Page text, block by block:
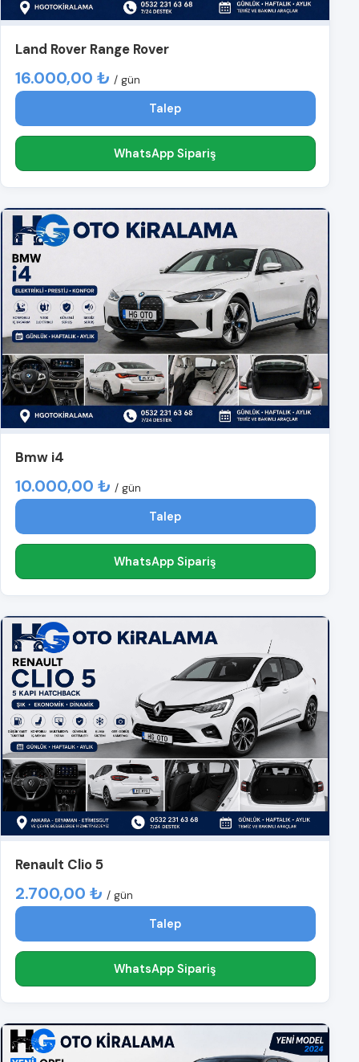
Land Rover Range Rover
16.000,00 ₺ / gün
Talep
WhatsApp Sipariş
Bmw i4
10.000,00 ₺ / gün
Talep
WhatsApp Sipariş
Renault Clio 5
2.700,00 ₺ / gün
Talep
WhatsApp Sipariş